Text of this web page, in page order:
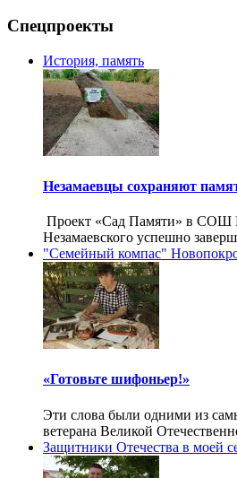
Спецпроекты
История, память
Незамаевцы сохраняют
Проект «Сад Памяти» в СОШ
Незамаевского успешно
"Семейный компас"
«Готовьте шифоньер!»
Эти слова были одними из
ветерана Великой
Защитники Отечества в моей